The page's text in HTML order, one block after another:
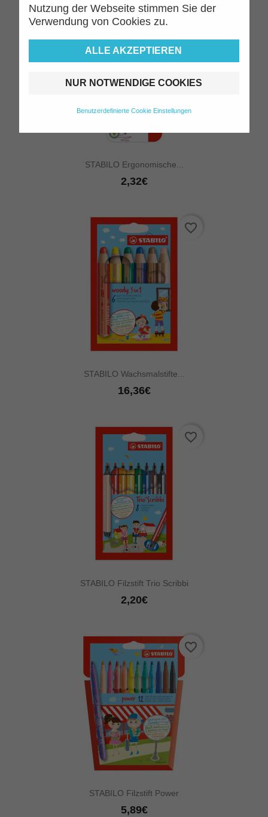
Nutzung der Webseite stimmen Sie der
Verwendung von Cookies zu.
ALLE AKZEPTIEREN
NUR NOTWENDIGE COOKIES
Benutzerdefinierte Cookie Einstellungen
STABILO Ergonomische...
2,32€
STABILO Wachsmalstifte...
16,36€
favorite_border
STABILO Filzstift Trio Scribbi
2,20€
favorite_border
STABILO Filzstift Power
5,89€
favorite_border